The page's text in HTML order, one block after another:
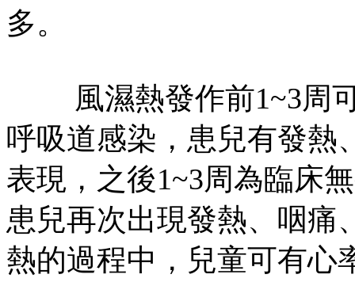
多。
風濕熱發作前1~3周可
呼吸道感染，患兒有發熱
表現，之後1~3周為臨床
患兒再次出現發熱、咽痛
熱的過程中，兒童可有心